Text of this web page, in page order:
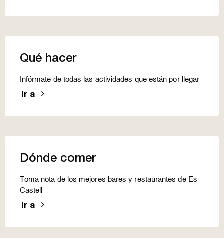
Qué hacer
Infórmate de todas las actividades que están por llegar
Ir a
Dónde comer
Toma nota de los mejores bares y restaurantes de Es
Castell
Ir a